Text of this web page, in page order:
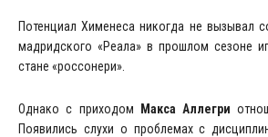
Потенциал Хименеса никогда не вызывал
мадридского «Реала» в прошлом сезоне
стане «россонери».
Однако с приходом Макса Аллегри
Появились слухи о проблемах с